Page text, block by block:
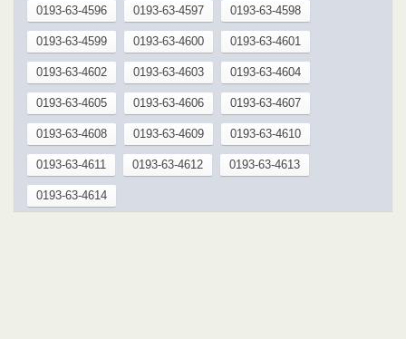
0193-63-4596 0193-63-4597 0193-63-4598
0193-63-4599 0193-63-4600 0193-63-4601
0193-63-4602 0193-63-4603 0193-63-4604
0193-63-4605 0193-63-4606 0193-63-4607
0193-63-4608 0193-63-4609 0193-63-4610
0193-63-4611 0193-63-4612 0193-63-4613
0193-63-4614